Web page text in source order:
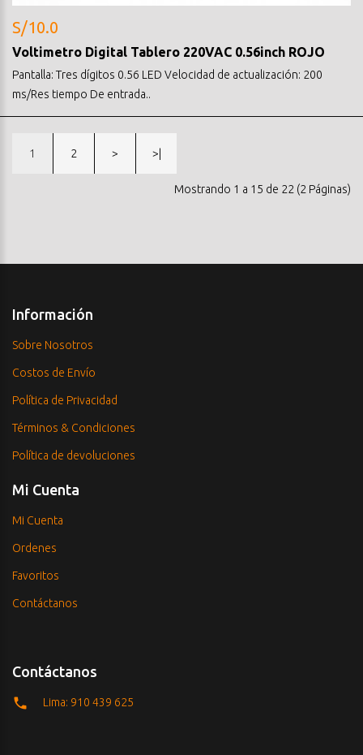
S/10.0
Voltimetro Digital Tablero 220VAC 0.56inch ROJO
Pantalla: Tres dígitos 0.56 LED Velocidad de actualización: 200
ms/Res tiempo De entrada..
1 2 > >|
Mostrando 1 a 15 de 22 (2 Páginas)
Información
Sobre Nosotros
Costos de Envío
Política de Privacidad
Términos & Condiciones
Política de devoluciones
Mi Cuenta
Mi Cuenta
Ordenes
Favoritos
Contáctanos
Contáctanos
Lima: 910 439 625